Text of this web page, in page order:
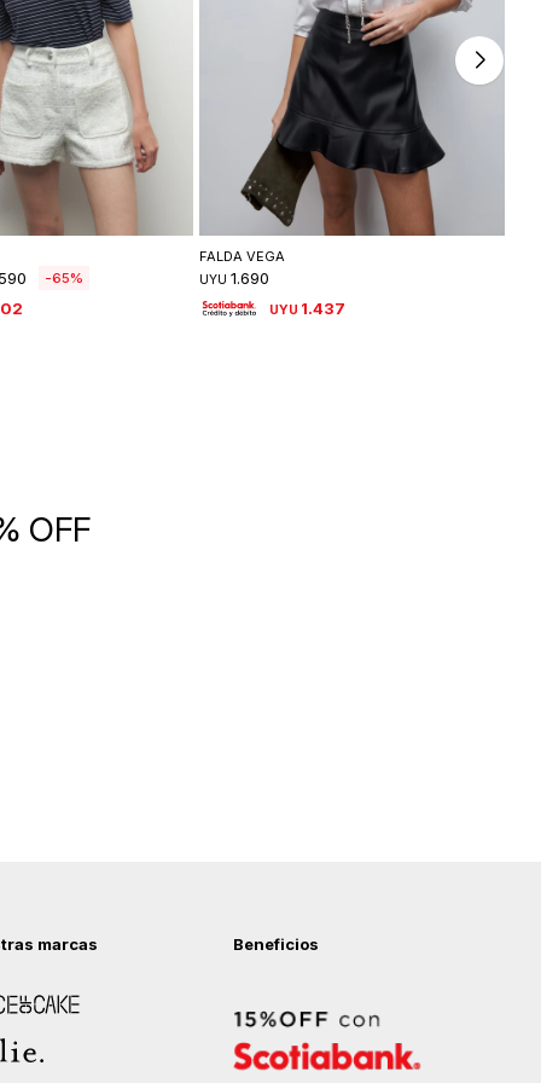
talle
590 65
Seleccionar talle
FALDA VEGA
UYU 1.690
UYU 1.437
marcas
of Cake
Beneficios
OFF